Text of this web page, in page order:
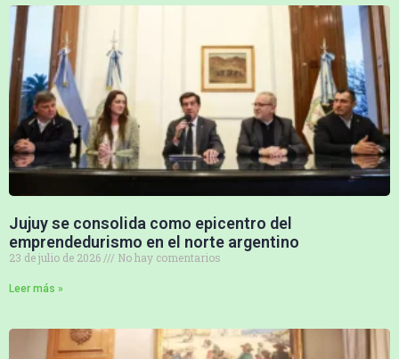
Jujuy se consolida como epicentro del
emprendedurismo en el norte argentino
23 de julio de 2026 No hay comentarios
Leer más »